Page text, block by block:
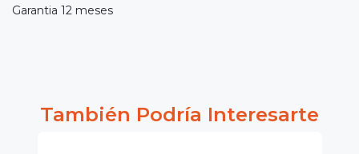
Garantia 12 meses
También Podría Interesarte